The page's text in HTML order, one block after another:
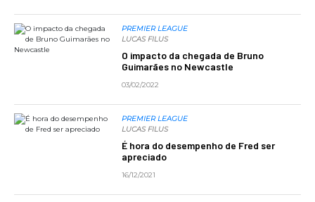
PREMIER LEAGUE
LUCAS FILUS
O impacto da chegada de Bruno
Guimarães no Newcastle
03/02/2022
PREMIER LEAGUE
LUCAS FILUS
É hora do desempenho de Fred ser
apreciado
16/12/2021